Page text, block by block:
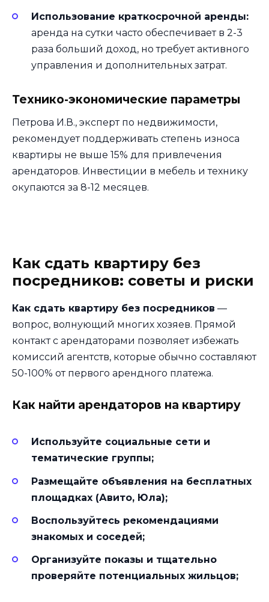
Использование краткосрочной аренды:
аренда на сутки часто обеспечивает в 2-3
раза больший доход, но требует активного
управления и дополнительных затрат.
Технико-экономические параметры
Петрова И.В., эксперт по недвижимости,
рекомендует поддерживать степень износа
квартиры не выше 15% для привлечения
арендаторов. Инвестиции в мебель и технику
окупаются за 8-12 месяцев.
Как сдать квартиру без
посредников: советы и риски
Как сдать квартиру без посредников —
вопрос, волнующий многих хозяев. Прямой
контакт с арендаторами позволяет избежать
комиссий агентств, которые обычно составляют
50-100% от первого арендного платежа.
Как найти арендаторов на квартиру
Используйте социальные сети и
тематические группы;
Размещайте объявления на бесплатных
площадках (Авито, Юла);
Воспользуйтесь рекомендациями
знакомых и соседей;
Организуйте показы и тщательно
проверяйте потенциальных жильцов;